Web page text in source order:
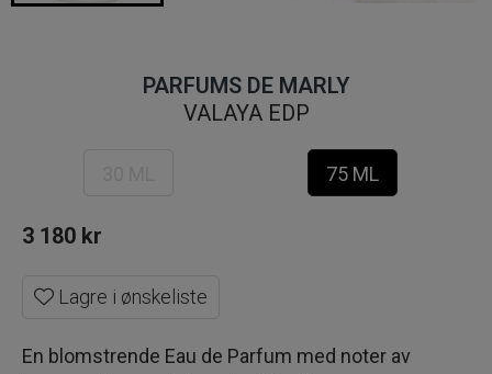
PARFUMS DE MARLY
VALAYA EDP
75 ML
3 180 kr
Lagre i ønskeliste
En blomstrende Eau de Parfum med noter av